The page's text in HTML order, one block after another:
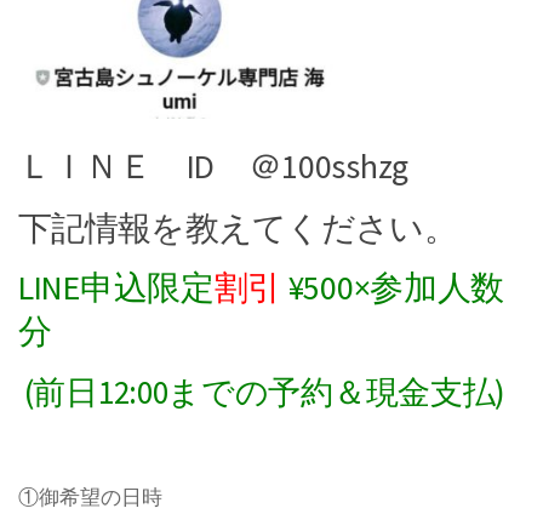
ＬＩＮＥ ID ＠100sshzg
下記情報を教えてください。
LINE申込限定割引 ¥500×参加人数
分
(前日12:00までの予約＆現金支払)
①御希望の日時